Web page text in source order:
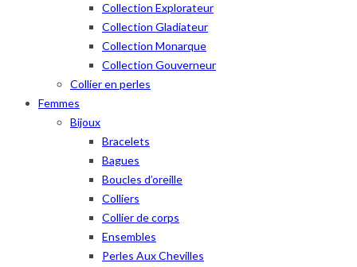
Collection Explorateur
Collection Gladiateur
Collection Monarque
Collection Gouverneur
Collier en perles
Femmes
Bijoux
Bracelets
Bagues
Boucles d’oreille
Colliers
Collier de corps
Ensembles
Perles Aux Chevilles